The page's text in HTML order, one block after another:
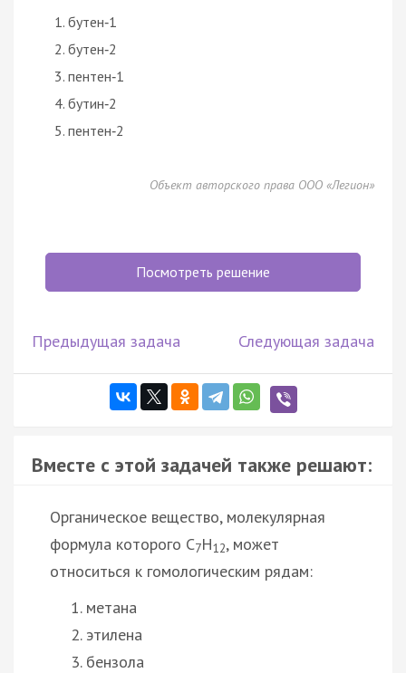
бутен‑1
бутен‑2
пентен‑1
бутин‑2
пентен‑2
Объект авторского права ООО «Легион»
Посмотреть решение
Предыдущая задача Следующая задача
Вместе с этой задачей также решают:
Органическое вещество, молекулярная
формула которого С7Н12, может
относиться к гомологическим рядам:
метана
этилена
бензола